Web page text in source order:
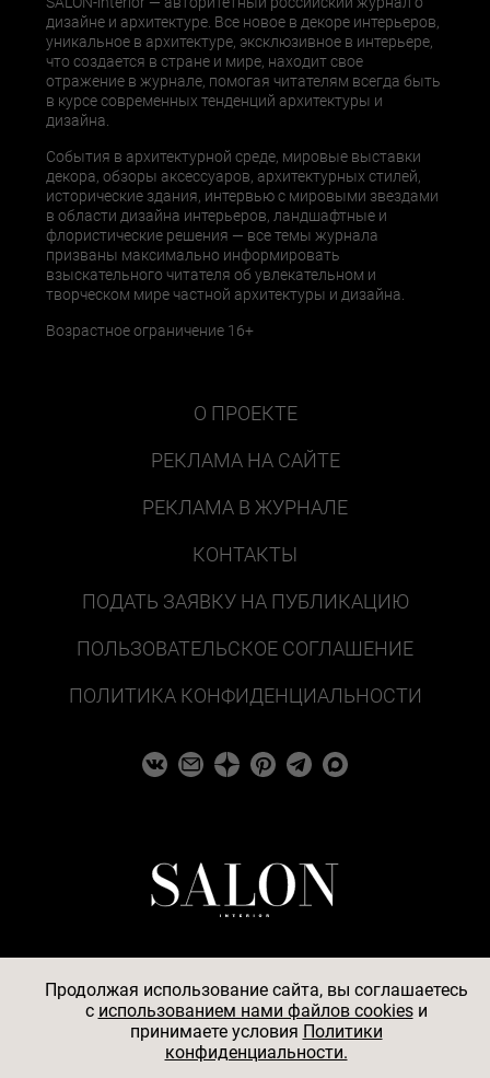
дизайне и архитектуре. Все новое в декоре интерьеров,
уникальное в архитектуре, эксклюзивное в интерьере,
что создается в стране и мире, находит свое
отражение в журнале, помогая читателям всегда быть
в курсе современных тенденций архитектуры и
дизайна.
События в архитектурной среде, мировые выставки
декора, обзоры аксессуаров, архитектурных стилей,
исторические здания, интервью с мировыми звездами
в области дизайна интерьеров, ландшафтные и
флористические решения — все темы журнала
призваны максимально информировать
взыскательного читателя об увлекательном и
творческом мире частной архитектуры и дизайна.
Возрастное ограничение 16+
О ПРОЕКТЕ
РЕКЛАМА НА САЙТЕ
РЕКЛАМА В ЖУРНАЛЕ
КОНТАКТЫ
ПОДАТЬ ЗАЯВКУ НА ПУБЛИКАЦИЮ
ПОЛЬЗОВАТЕЛЬСКОЕ СОГЛАШЕНИЕ
ПОЛИТИКА КОНФИДЕНЦИАЛЬНОСТИ
© 2026
АО «БКМ», ОГРН 1027739494584, ИНН 7705056238,
Продолжая использование сайта, вы соглашаетесь
c использованием нами файлов cookiesи
принимаете условия Политики
конфиденциальности.